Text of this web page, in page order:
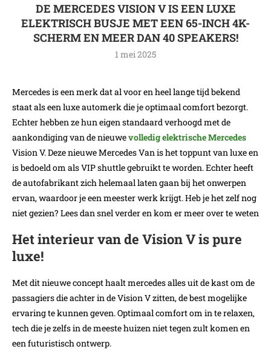
DE MERCEDES VISION V IS EEN LUXE
ELEKTRISCH BUSJE MET EEN 65-INCH 4K-
SCHERM EN MEER DAN 40 SPEAKERS!
1 mei 2025
Mercedes is een merk dat al voor en heel lange tijd bekend
staat als een luxe automerk die je optimaal comfort bezorgt.
Echter hebben ze hun eigen standaard verhoogd met de
aankondiging van de nieuwevolledig elektrische Mercedes
Vision V. Deze nieuwe Mercedes Van is het toppunt van luxe en
is bedoeld om als VIP shuttle gebruikt te worden. Echter heeft
de autofabrikant zich helemaal laten gaan bij het onwerpen
ervan, waardoor je een meester werk krijgt. Heb je het zelf nog
niet gezien? Lees dan snel verder en kom er meer over te weten
Het interieur van de Vision V is pure
luxe!
Met dit nieuwe concept haalt mercedes alles uit de kast om de
passagiers die achter in de Vision V zitten, de best mogelijke
ervaring te kunnen geven. Optimaal comfort om in te relaxen,
tech die je zelfs in de meeste huizen niet tegen zult komen en
een futuristisch ontwerp.